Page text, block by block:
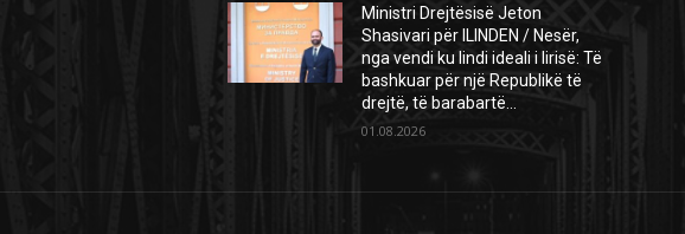
Ministri Drejtësisë Jeton
Shasivari për ILINDEN / Nesër,
nga vendi ku lindi ideali i lirisë: Të
bashkuar për një Republikë të
drejtë, të barabartë...
01.08.2026